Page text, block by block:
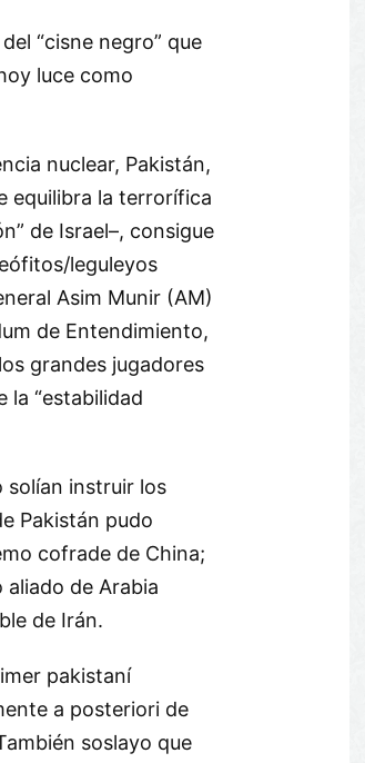
“cisne negro” que
luce como
nuclear, Pakistán,
equilibra la terrorífica
de Israel–, consigue
leguleyos
Asim Munir (AM)
de Entendimiento,
grandes jugadores
la “estabilidad
solían instruir los
Pakistán pudo
cofrade de China;
de Arabia
de Irán.
pakistaní
a posteriori de
soslayo que